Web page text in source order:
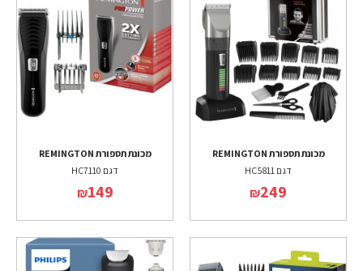
מכונת תספורת REMINGTON
דגם HC5811
₪249
מכונת תספורת REMINGTON
דגם HC7110
₪149